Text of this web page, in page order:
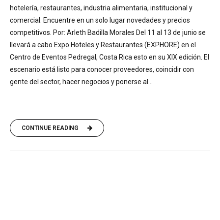
hotelería, restaurantes, industria alimentaria, institucional y
comercial. Encuentre en un solo lugar novedades y precios
competitivos. Por: Arleth Badilla Morales Del 11 al 13 de junio se
llevará a cabo Expo Hoteles y Restaurantes (EXPHORE) en el
Centro de Eventos Pedregal, Costa Rica esto en su XIX edición. El
escenario está listo para conocer proveedores, coincidir con
gente del sector, hacer negocios y ponerse al...
CONTINUE READING